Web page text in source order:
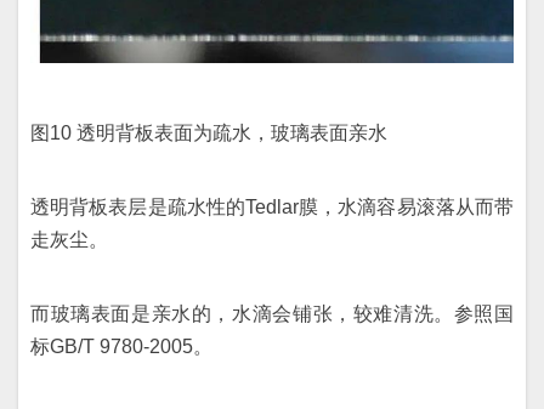
图10 透明背板表面为疏水，玻璃表面亲水
透明背板表层是疏水性的Tedlar膜，水滴容易滚落从而带
走灰尘。
而玻璃表面是亲水的，水滴会铺张，较难清洗。参照国
标GB/T 9780-2005。